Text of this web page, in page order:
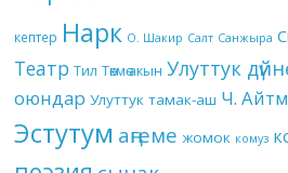
кептер Нарк О. Шакир Салт Санжыра
Театр Тил Төкмө акын Улуттук
оюндар Улуттук тамак-аш Ч.
Эстутум аңгеме жомок комуз